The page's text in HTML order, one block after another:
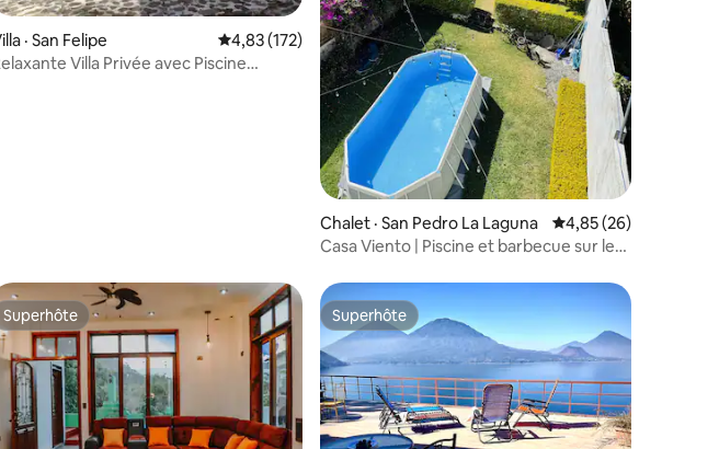
de 4,79 sur 5, 33 commentaires
· San Felipe Note moyenne de 4,83 sur 5, 172 commentaires
4,83 (172)
Villa Privée avec Piscine
Chalet · San Pedro La Laguna Note moyenne de
4,85 (26)
Casa Viento | Piscine et barbecue sur le
Superhôte
Superhôte Superhôte
Superhôte